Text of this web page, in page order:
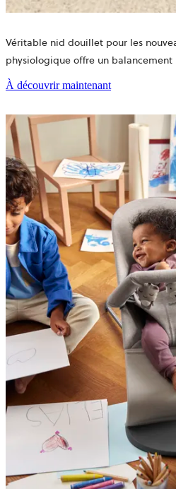
Véritable nid douillet pour les
physiologique offre un
À découvrir maintenant